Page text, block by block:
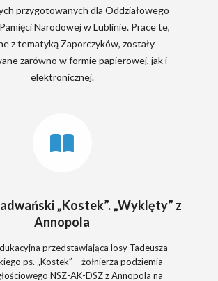
przygotowanych dla Oddziałowego
Narodowej w Lublinie. Prace te,
z tematyką Zaporczyków, zostały
zarówno w formie papierowej, jak i
elektronicznej.
„Kostek”. „Wyklęty” z
Annopola
przedstawiająca losy Tadeusza
ps. „Kostek” – żołnierza podziemia
NSZ-AK-DSZ z Annopola na